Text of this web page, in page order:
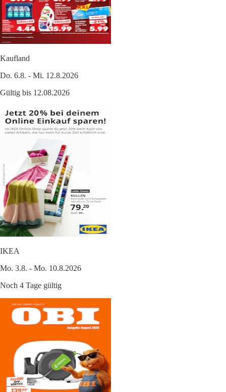
Kaufland
Do. 6.8. - Mi. 12.8.2026
Gültig bis 12.08.2026
IKEA
Mo. 3.8. - Mo. 10.8.2026
Noch 4 Tage gültig